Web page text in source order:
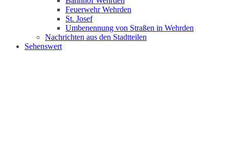
Feuerwehr Wehrden
St. Josef
Umbenennung von Straßen in Wehrden
Nachrichten aus den Stadtteilen
Sehenswert